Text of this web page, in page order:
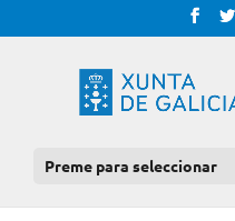
Preme para seleccionar